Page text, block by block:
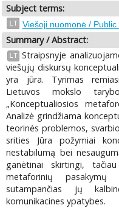
Subject terms:
LT Viešoji nuomonė / Public
Summary / Abstract:
LT Straipsnyje
viešųjų diskursų
yra jūra. Tyrimas
Lietuvos mokslo
„Konceptualiosios
Analizė grindžiama
teorinės problemos,
srities Jūra požymiai
nestabilumą bei
ganėtinai skirtingi,
metaforinių
sutampančias jų
komunikacines ypatybes.